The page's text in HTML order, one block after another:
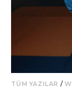
TÜM YAZILAR /